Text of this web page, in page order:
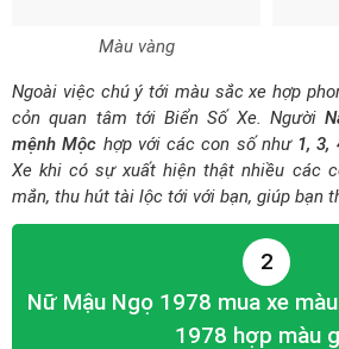
Màu vàng
Ngoài việc chú ý tới màu sắc xe hợp
cỏn quan tâm tới Biển Số Xe. Người
mệnh Mộc hợp với các con số như 1, 3,
Xe khi có sự xuất hiện thật nhiều các
mắn, thu hút tài lộc tới với bạn, giúp bạn
2
Nữ Mậu Ngọ 1978 mua xe
1978 hợp màu